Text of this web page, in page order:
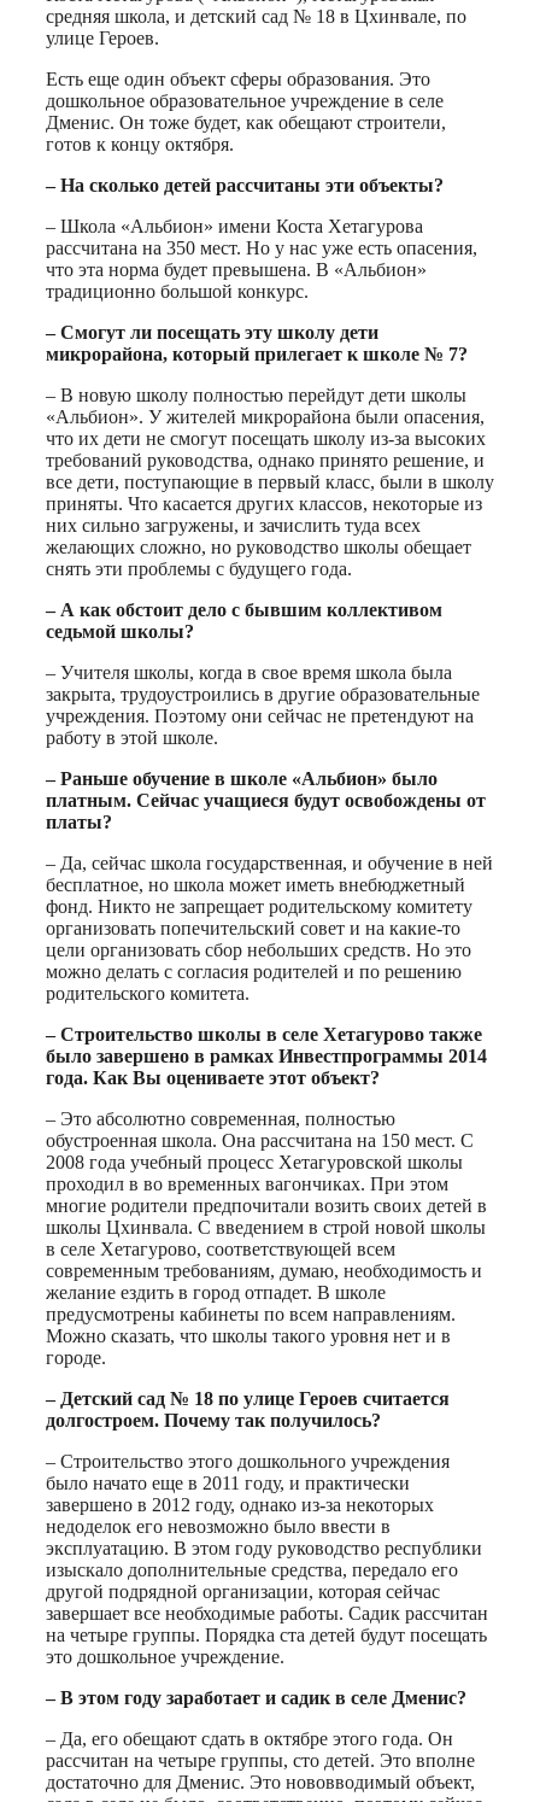
средняя школа, и детский сад № 18 в Цхинвале, по
улице Героев.
Есть еще один объект сферы образования. Это
дошкольное образовательное учреждение в селе
Дменис. Он тоже будет, как обещают строители,
готов к концу октября.
– На сколько детей рассчитаны эти объекты?
– Школа «Альбион» имени Коста Хетагурова
рассчитана на 350 мест. Но у нас уже есть опасения,
что эта норма будет превышена. В «Альбион»
традиционно большой конкурс.
– Смогут ли посещать эту школу дети
микрорайона, который прилегает к школе № 7?
– В новую школу полностью перейдут дети школы
«Альбион». У жителей микрорайона были опасения,
что их дети не смогут посещать школу из-за высоких
требований руководства, однако принято решение, и
все дети, поступающие в первый класс, были в школу
приняты. Что касается других классов, некоторые из
них сильно загружены, и зачислить туда всех
желающих сложно, но руководство школы обещает
снять эти проблемы с будущего года.
– А как обстоит дело с бывшим коллективом
седьмой школы?
– Учителя школы, когда в свое время школа была
закрыта, трудоустроились в другие образовательные
учреждения. Поэтому они сейчас не претендуют на
работу в этой школе.
– Раньше обучение в школе «Альбион» было
платным. Сейчас учащиеся будут освобождены от
платы?
– Да, сейчас школа государственная, и обучение в ней
бесплатное, но школа может иметь внебюджетный
фонд. Никто не запрещает родительскому комитету
организовать попечительский совет и на какие-то
цели организовать сбор небольших средств. Но это
можно делать с согласия родителей и по решению
родительского комитета.
– Строительство школы в селе Хетагурово также
было завершено в рамках Инвестпрограммы 2014
года. Как Вы оцениваете этот объект?
– Это абсолютно современная, полностью
обустроенная школа. Она рассчитана на 150 мест. С
2008 года учебный процесс Хетагуровской школы
проходил в во временных вагончиках. При этом
многие родители предпочитали возить своих детей в
школы Цхинвала. С введением в строй новой школы
в селе Хетагурово, соответствующей всем
современным требованиям, думаю, необходимость и
желание ездить в город отпадет. В школе
предусмотрены кабинеты по всем направлениям.
Можно сказать, что школы такого уровня нет и в
городе.
– Детский сад № 18 по улице Героев считается
долгостроем. Почему так получилось?
– Строительство этого дошкольного учреждения
было начато еще в 2011 году, и практически
завершено в 2012 году, однако из-за некоторых
недоделок его невозможно было ввести в
эксплуатацию. В этом году руководство республики
изыскало дополнительные средства, передало его
другой подрядной организации, которая сейчас
завершает все необходимые работы. Садик рассчитан
на четыре группы. Порядка ста детей будут посещать
это дошкольное учреждение.
– В этом году заработает и садик в селе Дменис?
– Да, его обещают сдать в октябре этого года. Он
рассчитан на четыре группы, сто детей. Это вполне
достаточно для Дменис. Это нововводимый объект,